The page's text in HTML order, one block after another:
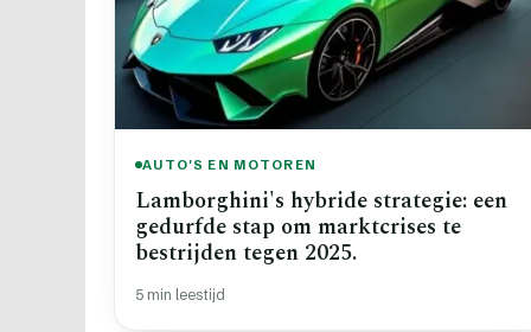
AUTO'S EN MOTOREN
Lamborghini's hybride strategie: een
gedurfde stap om marktcrises te
bestrijden tegen 2025.
5 min leestijd